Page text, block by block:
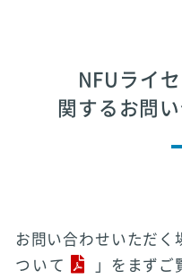
NFUライ
関するお問
お問い合わせいただく
ついて
」をまずご